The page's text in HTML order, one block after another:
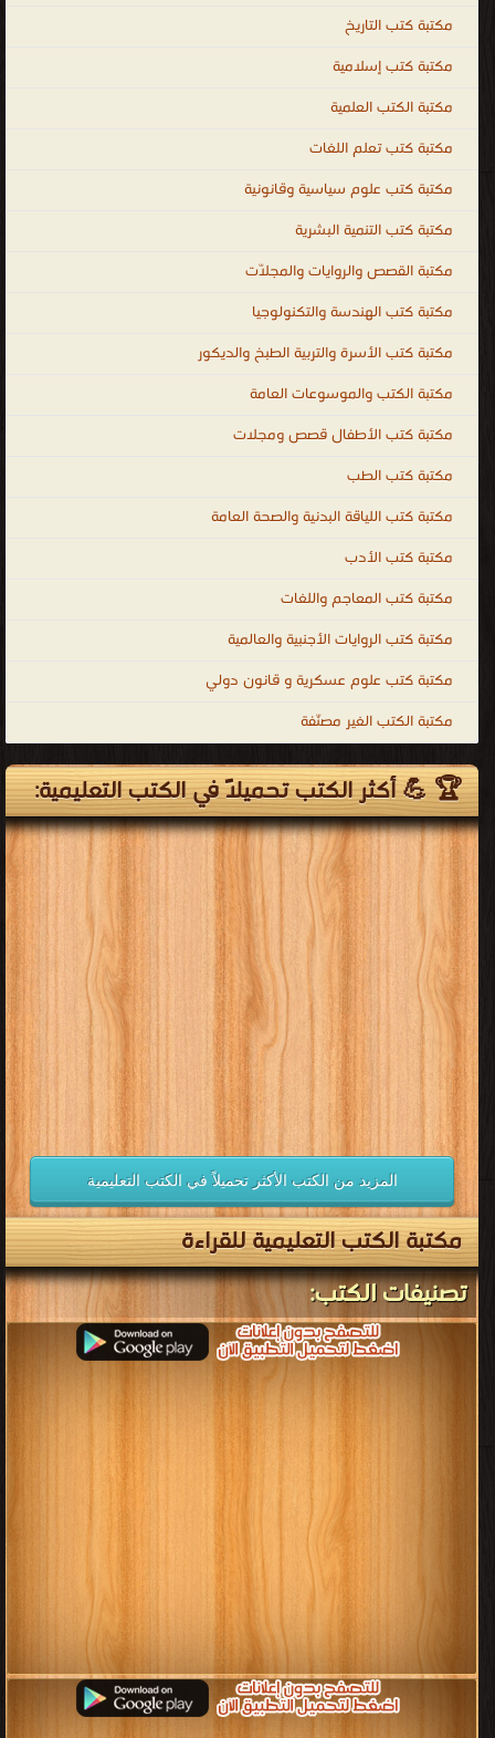
اكتساب
والمهارات
المختلفة
تغييرًا إيجابيًا في فكرهم لحل مشاكلهم بأنفسهم، كما ينمّي لديهم حس
الإبداع، ويجعلهم يتقنون الخبرات و المهارات الحياتية والعلمية اللازمة
اليوم يشهد ثورة معرفية تتطوّر باستمرار، الأمر الذي يتطلب من الأفراد
download ، educational books for teachers ، educational books for
educational books for babies ، educational books to read ،
مكتبة كتب التاريخ
مكتبة كتب إسلامية
مكتبة الكتب العلمية
مكتبة كتب تعلم اللغات
مكتبة كتب علوم سياسية وقانونية
مكتبة كتب التنمية البشرية
مكتبة القصص والروايات والمجلّات
مكتبة كتب الهندسة والتكنولوجيا
مكتبة كتب الأسرة والتربية الطبخ والديكور
مكتبة الكتب والموسوعات العامة
مكتبة كتب الأطفال قصص ومجلات
مكتبة كتب الطب
مكتبة كتب اللياقة البدنية والصحة العامة
مكتبة كتب الأدب
مكتبة كتب المعاجم واللغات
مكتبة كتب الروايات الأجنبية والعالمية
مكتبة كتب علوم عسكرية و قانون دولي
مكتبة الكتب الغير مصنّفة
🏆 💪 أكثر الكتب تحميلاً في الكتب التعليمية:
المزيد من الكتب الأكثر تحميلاً في الكتب التعليمية
مكتبة الكتب التعليمية للقراءة
تصنيفات الكتب: